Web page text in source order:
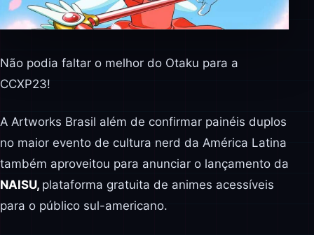
Não podia faltar o melhor do Otaku para a
CCXP23!
A Artworks Brasil além de confirmar painéis duplos
no maior evento de cultura nerd da América Latina
também aproveitou para anunciar o lançamento da
NAISU, plataforma gratuita de animes acessíveis
para o público sul-americano.